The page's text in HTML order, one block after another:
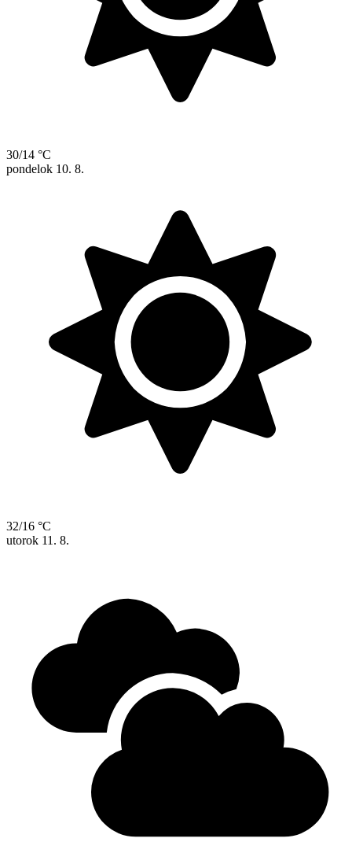
30/14 °C
pondelok 10. 8.
32/16 °C
utorok 11. 8.